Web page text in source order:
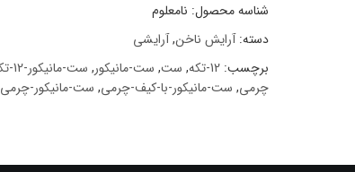
شناسه محصول: نامعلوم
دسته:آرایش ناخن,آرایشی
برچسب:12-تکه , ست, ست-مانیکور, ست-مانیکور-12-تکه
چرمی, ست-مانیکور-با-کیف-چرمی, ست-مانیکور-چرمی